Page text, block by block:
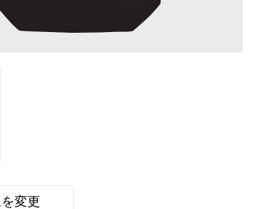
変更